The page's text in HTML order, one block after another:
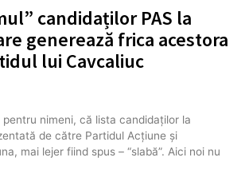
candidaților PAS la
generează frica acestora
lui Cavcaliuc
nimeni, că lista candidaților la
de către Partidul Acțiune și
mai lejer fiind spus – “slabă”. Aici noi nu